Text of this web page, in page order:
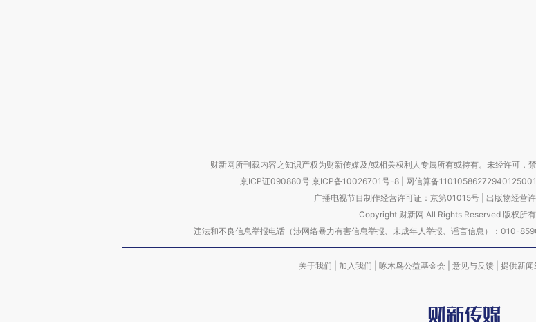
财新网所刊载内容之知识产权为财新传媒及/或相关权利人专属所有或持有。未经许可，
京ICP证090880号 京ICP备10026701号-8 网信算备
广播电视节目制作经营许可证：京第01015号| 出版物经营
Copyright 财新网 All Rights Reserved 版权所
违法和不良信息举报电话（涉网络暴力有害信息举报、未成年人举报、谣言信息）：010-
关于我们 加入我们 啄木鸟公益基金会 意见与反馈 提供新闻